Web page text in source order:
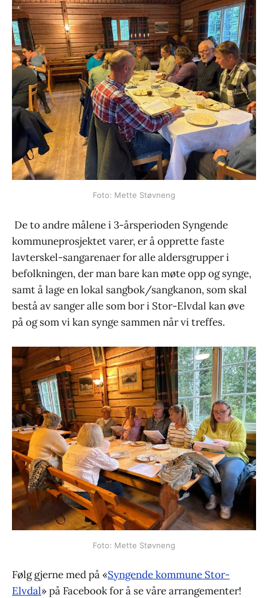
Foto: Mette Støvneng
De to andre målene i 3-årsperioden Syngende
kommuneprosjektet varer, er å opprette faste
lavterskel-sangarenaer for alle aldersgrupper i
befolkningen, der man bare kan møte opp og synge,
samt å lage en lokal sangbok/sangkanon, som skal
bestå av sanger alle som bor i Stor-Elvdal kan øve
på og som vi kan synge sammen når vi treffes.
Foto: Mette Støvneng
Følg gjerne med på «Syngende kommune Stor-
Elvdal» på Facebook for å se våre arrangementer!